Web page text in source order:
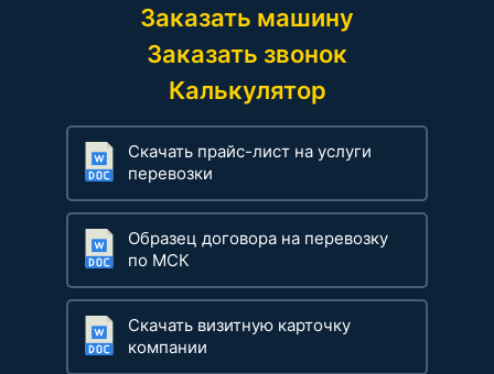
Заказать машину
Заказать звонок
Калькулятор
Скачать прайс-лист на услуги
перевозки
Образец договора на перевозку
по МСК
Скачать визитную карточку
компании